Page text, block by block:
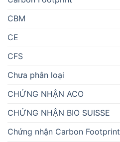
CBM
CE
CFS
Chưa phân loại
CHỨNG NHẬN ACO
CHỨNG NHẬN BIO SUISSE
Chứng nhận Carbon Footprint